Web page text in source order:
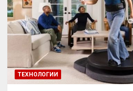
ТЕХНОЛОГИИ